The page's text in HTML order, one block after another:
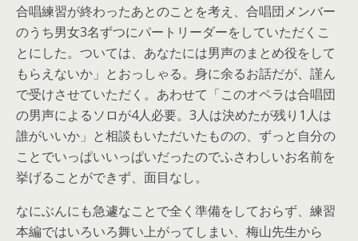
合唱練習が終わったあとのことを考え、合唱団メンバー
のうち男女3名ずつにパートリーダーをしていただくこ
とにした。ついては、あなたには男声のまとめ役をして
もらえないか」とおっしゃる。身に余るお話だが、謹ん
で受けさせていただく。あわせて「このオペラは合唱団
の男声によるソロが4人必要。3人は決めたが残り1人は
誰がいいか」と相談もいただいたものの、ずっと自分の
ことでいっぱいいっぱいだったのでふさわしいお名前を
挙げることができず、面目なし。
なにぶんにも急遽なことで全く準備をしておらず、練習
本編ではいろいろ舞い上がってしまい、梅山先生から